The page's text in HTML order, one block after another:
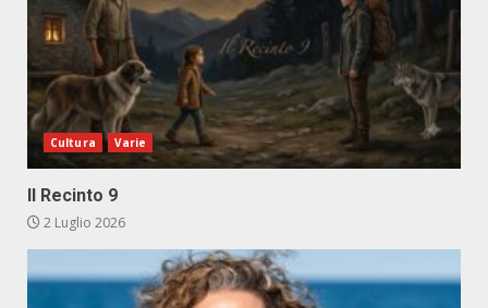
Cultura Varie
Il Recinto 9
2 Luglio 2026